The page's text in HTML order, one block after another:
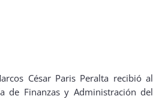
César Paris Peralta recibió al
de Finanzas y Administración del